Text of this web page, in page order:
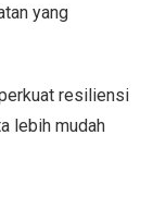
yang
resiliensi
lebih mudah